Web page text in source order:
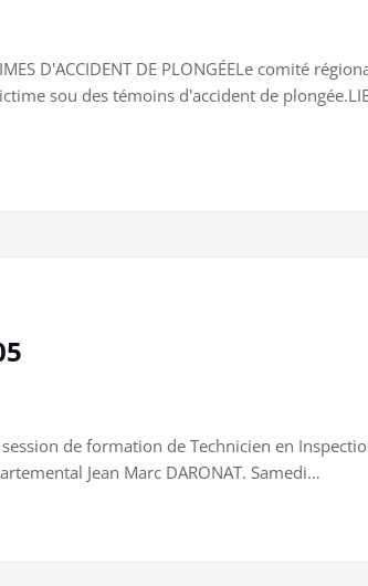
D'ACCIDENT DE PLONGÉELe comité
sou des témoins d'accident de
de formation de Technicien en
Jean Marc DARONAT. Samedi…